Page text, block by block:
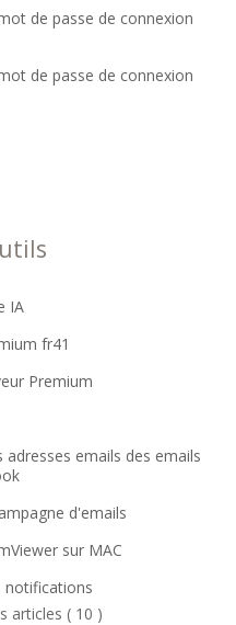
de passe de connexion
de passe de connexion
IA
fr41
Premium
emails des emails
d'emails
sur MAC
notifications
articles ( 10 )